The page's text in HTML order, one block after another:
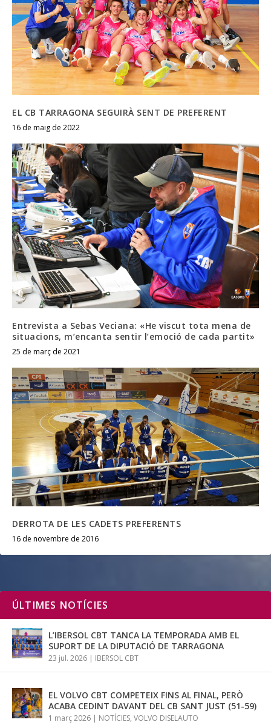
EL CB TARRAGONA SEGUIRÀ SENT DE PREFERENT
16 de maig de 2022
Entrevista a Sebas Veciana: «He viscut tota mena de
situacions, m’encanta sentir l’emoció de cada partit»
25 de març de 2021
DERROTA DE LES CADETS PREFERENTS
16 de novembre de 2016
ÚLTIMES NOTÍCIES
L’IBERSOL CBT TANCA LA TEMPORADA AMB EL
SUPORT DE LA DIPUTACIÓ DE TARRAGONA
23 jul. 2026 | IBERSOL CBT
EL VOLVO CBT COMPETEIX FINS AL FINAL, PERÒ
ACABA CEDINT DAVANT DEL CB SANT JUST (51-59)
1 març 2026 | NOTÍCIES, VOLVO DISELAUTO